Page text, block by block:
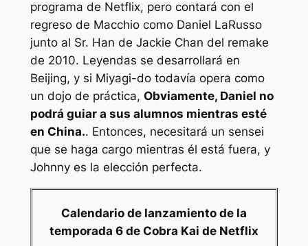
programa de Netflix, pero contará con el
regreso de Macchio como Daniel LaRusso
junto al Sr. Han de Jackie Chan del remake
de 2010. Leyendas se desarrollará en
Beijing, y si Miyagi-do todavía opera como
un dojo de práctica, Obviamente, Daniel no
podrá guiar a sus alumnos mientras esté
en China.. Entonces, necesitará un sensei
que se haga cargo mientras él está fuera, y
Johnny es la elección perfecta.
Calendario de lanzamiento de la
temporada 6 de Cobra Kai de Netflix